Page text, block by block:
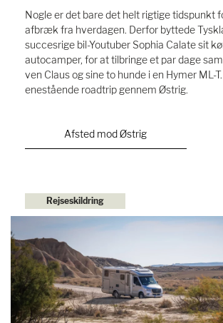
Nogle er det bare det helt rigtige tidspunkt
afbræk fra hverdagen. Derfor byttede
succesrige bil-Youtuber Sophia Calate sit
autocamper, for at tilbringe et par dage
ven Claus og sine to hunde i en Hymer ML-
enestående roadtrip gennem Østrig.
Afsted mod Østrig
Rejseskildring